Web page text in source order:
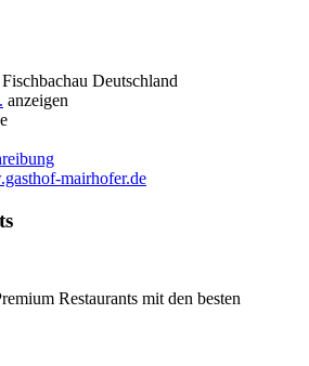
Fischbachau Deutschland
anzeigen
mairhofer.de
Restaurants mit den besten